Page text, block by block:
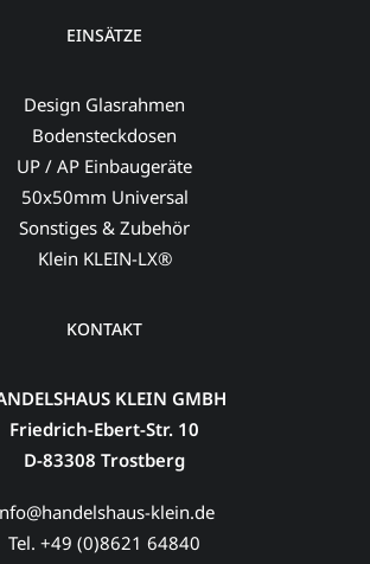
EINSÄTZE
Design Glasrahmen
Bodensteckdosen
UP / AP Einbaugeräte
50x50mm Universal
Sonstiges & Zubehör
Klein KLEIN-LX®
KONTAKT
KLEIN GMBH
Friedrich-Ebert-Str. 10
D-83308 Trostberg
klein.de
Tel. +49 (0)8621 64840